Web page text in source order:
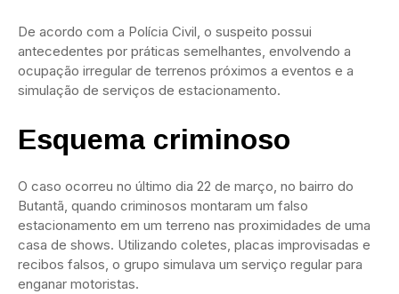
De acordo com a Polícia Civil, o suspeito possui
antecedentes por práticas semelhantes, envolvendo a
ocupação irregular de terrenos próximos a eventos e a
simulação de serviços de estacionamento.
Esquema criminoso
O caso ocorreu no último dia 22 de março, no bairro do
Butantã, quando criminosos montaram um falso
estacionamento em um terreno nas proximidades de uma
casa de shows. Utilizando coletes, placas improvisadas e
recibos falsos, o grupo simulava um serviço regular para
enganar motoristas.